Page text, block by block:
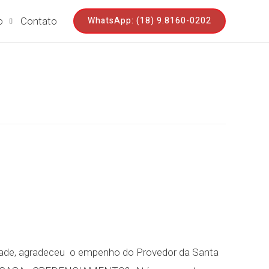
Contato WhatsApp: (18) 9.8160-0202
agradeceu o empenho do Provedor da Santa